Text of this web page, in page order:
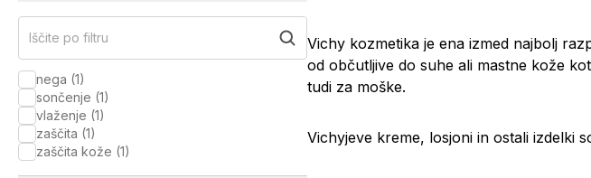
Iščite po filtru
nega (1)
sončenje (1)
vlaženje (1)
zaščita (1)
zaščita kože (1)
Vichy kozmetika je ena izmed najbolj
od občutljive do suhe ali mastne kože
tudi za moške.
Vichyjeve kreme, losjoni in ostali izdelki